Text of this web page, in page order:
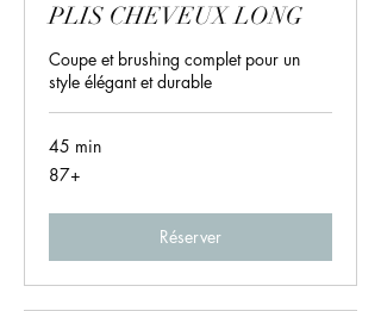
PLIS CHEVEUX LONG
Coupe et brushing complet pour un
style élégant et durable
45 min
87+
87+
Réserver